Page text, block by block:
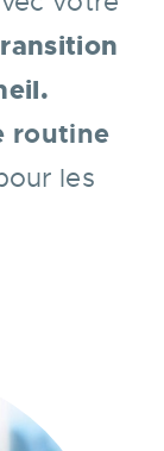
routine
les